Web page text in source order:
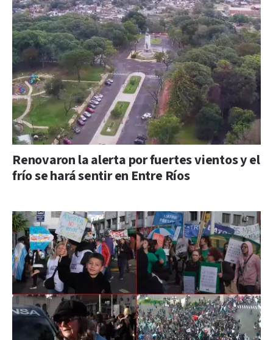
Renovaron la alerta por fuertes vientos y el
frío se hará sentir en Entre Ríos